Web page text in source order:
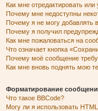
Как мне отредактировать или
Почему мне недоступны
Почему я не могу добавлять
Почему я получил
Как мне пожаловаться на
Что означает кнопка
Почему моё сообщение
Как мне вновь поднять мою
Форматирование
Что такое BBCode?
Могу ли я использовать